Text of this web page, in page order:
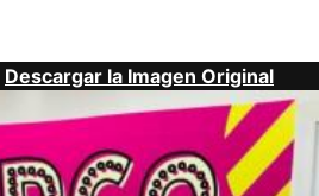
Descargar la Imagen Original